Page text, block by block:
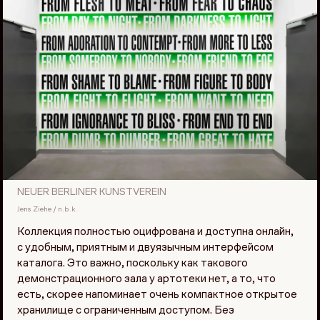
NEUER BERLINER KUNSTVEREIN
Jens Ziehe / n.b.k.
Коллекция полностью оцифрована и доступна онлайн,
с удобным, приятным и двуязычным интерфейсом
каталога. Это важно, поскольку как такового
демонстрационного зала у артотеки нет, а то, что
есть, скорее напоминает очень компактное открытое
хранилище с ограниченным доступом. Без